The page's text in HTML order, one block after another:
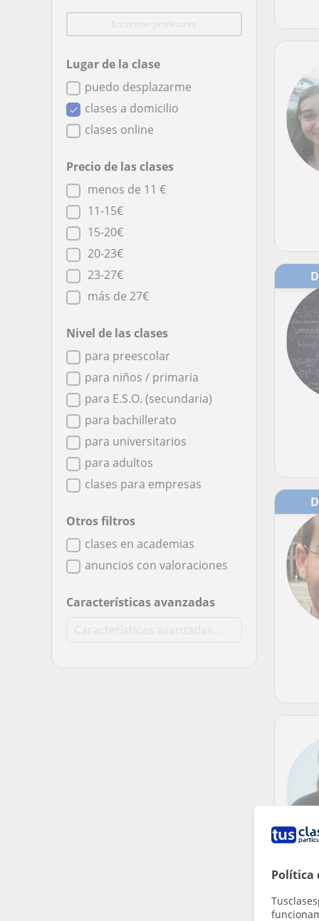
Política
Encontrar profesores
Lugar de la clase
puedo desplazarme
clases a domicilio
clases online
Precio de las clases
menos de 11 €
11-15€
15-20€
20-23€
23-27€
más de 27€
Nivel de las clases
para preescolar
para niños / primaria
para E.S.O. (secundaria)
para bachillerato
para universitarios
para adultos
clases para empresas
Otros filtros
clases en academias
anuncios con valoraciones
Características avanzadas